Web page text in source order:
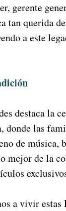
gerente
tan querida
a este
destaca la
donde las
de música,
mejor de la
a vivir estas